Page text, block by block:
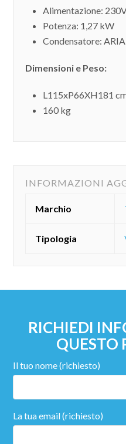
Alimentazione:
Potenza: 1,27 kW
Condensatore: ARIA
Dimensioni e Peso:
L115xP66XH181
160 kg
INFORMAZIONI
Marchio
Tipologia
RICHIEDI
QUESTO
Il tuo nome (richiesto)
La tua email (richiesto)